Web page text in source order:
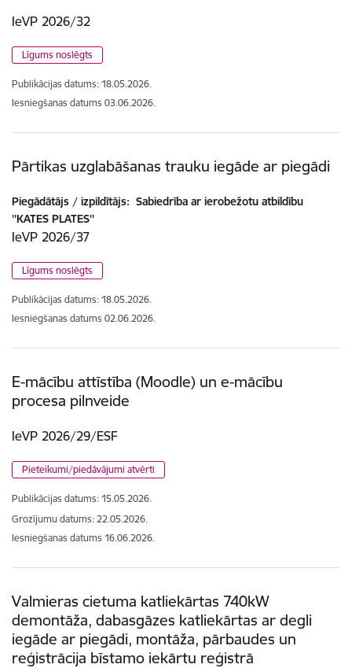
IeVP 2026/32
Līgums noslēgts
Publikācijas datums: 18.05.2026.
Iesniegšanas datums 03.06.2026.
Pārtikas uzglabāšanas trauku iegāde ar piegādi
Piegādātājs / izpildītājs: Sabiedrība ar ierobežotu atbildību
''KATES PLATES''
IeVP 2026/37
Līgums noslēgts
Publikācijas datums: 18.05.2026.
Iesniegšanas datums 02.06.2026.
E-mācību attīstība (Moodle) un e-mācību
procesa pilnveide
IeVP 2026/29/ESF
Pieteikumi/piedāvājumi atvērti
Publikācijas datums: 15.05.2026.
Grozījumu datums: 22.05.2026.
Iesniegšanas datums 16.06.2026.
Valmieras cietuma katliekārtas 740kW
demontāža, dabasgāzes katliekārtas ar degli
iegāde ar piegādi, montāža, pārbaudes un
reģistrācija bīstamo iekārtu reģistrā